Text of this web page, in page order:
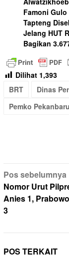
Famoni
Tapteng
Jelang HUT
Bagikan
Dilihat 1,393
BRT
Dinas
Pemko Pekanbaru
Navigasi
pos
Pos sebelumnya
Nomor Urut
Anies 1,
3
POS TERKAIT